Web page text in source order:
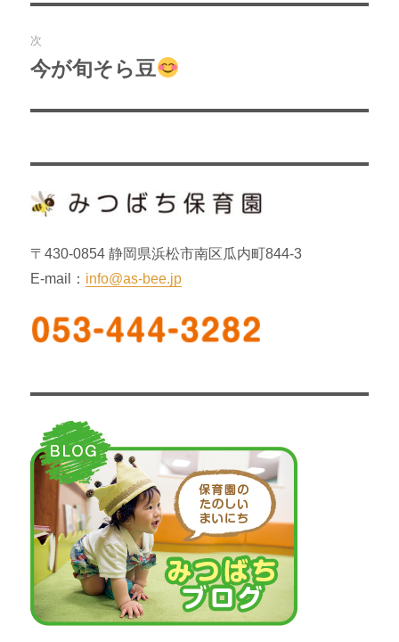
ビ
ゲ
ー
ン
の
投
稿:
次
次
投
今が旬そら豆
〒430-0854 静岡県浜松市南区瓜内町844-3
E-mail： info@as-bee.jp